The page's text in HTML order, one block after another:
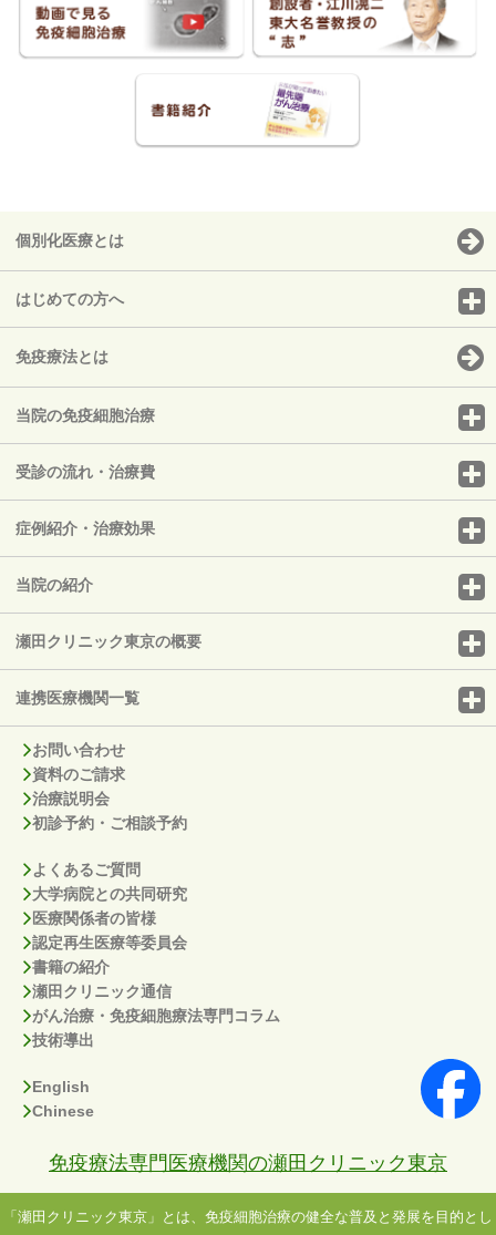
個別化医療とは
はじめての方へ
免疫療法とは
当院の免疫細胞治療
受診の流れ・治療費
症例紹介・治療効果
当院の紹介
瀬田クリニック東京の概要
連携医療機関一覧
お問い合わせ
資料のご請求
治療説明会
初診予約・ご相談予約
よくあるご質問
大学病院との共同研究
医療関係者の皆様
認定再生医療等委員会
書籍の紹介
瀬田クリニック通信
がん治療・免疫細胞療法専門コラム
技術導出
English
Chinese
免疫療法専門医療機関の瀬田クリニック東京
「瀬田クリニック東京」とは、免疫細胞治療の健全な普及と発展を目的とし